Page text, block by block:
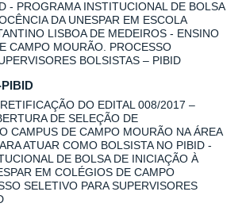
- PROGRAMA INSTITUCIONAL DE BOLSA
DA UNESPAR EM ESCOLA
LISBOA DE MEDEIROS - ENSINO
CAMPO MOURÃO. PROCESSO
BOLSISTAS – PIBID
DO EDITAL 008/2017 –
DE SELEÇÃO DE
CAMPUS DE CAMPO MOURÃO NA ÁREA
ATUAR COMO BOLSISTA NO PIBID -
DE BOLSA DE INICIAÇÃO À
EM COLÉGIOS DE CAMPO
SELETIVO PARA SUPERVISORES